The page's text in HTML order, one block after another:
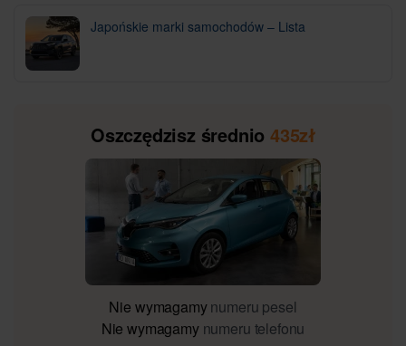
Japońskie marki samochodów – Lista
Oszczędzisz średnio 435zł
Nie wymagamynumeru pesel
Nie wymagamynumeru telefonu